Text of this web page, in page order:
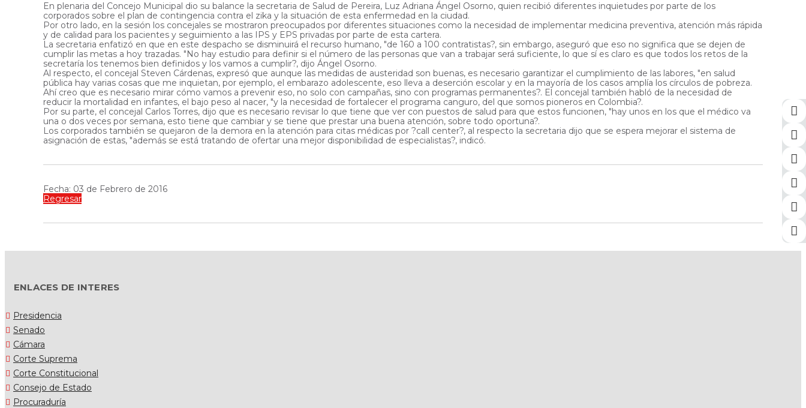
En plenaria del Concejo Municipal dio su balance la secretaria de Salud de Pereira, Luz Adriana Ángel Osorno, quien recibió diferentes inquietudes por parte de los
corporados sobre el plan de contingencia contra el zika y la situación de esta enfermedad en la ciudad.
Por otro lado, en la sesión los concejales se mostraron preocupados por diferentes situaciones como la necesidad de implementar medicina preventiva, atención más rápida
y de calidad para los pacientes y seguimiento a las IPS y EPS privadas por parte de esta cartera.
La secretaria enfatizó en que en este despacho se disminuirá el recurso humano, "de 160 a 100 contratistas?, sin embargo, aseguró que eso no significa que se dejen de
cumplir las metas a hoy trazadas. "No hay estudio para definir si el número de las personas que van a trabajar será suficiente, lo que sí es claro es que todos los retos de la
secretaría los tenemos bien definidos y los vamos a cumplir?, dijo Ángel Osorno.
Al respecto, el concejal Steven Cárdenas, expresó que aunque las medidas de austeridad son buenas, es necesario garantizar el cumplimiento de las labores, "en salud
pública hay varias cosas que me inquietan, por ejemplo, el embarazo adolescente, eso lleva a deserción escolar y en la mayoría de los casos amplía los círculos de pobreza.
Ahí creo que es necesario mirar cómo vamos a prevenir eso, no solo con campañas, sino con programas permanentes?. El concejal también habló de la necesidad de
reducir la mortalidad en infantes, el bajo peso al nacer, "y la necesidad de fortalecer el programa canguro, del que somos pioneros en Colombia?.
Por su parte, el concejal Carlos Torres, dijo que es necesario revisar lo que tiene que ver con puestos de salud para que estos funcionen, "hay unos en los que el médico va
una o dos veces por semana, esto tiene que cambiar y se tiene que prestar una buena atención, sobre todo oportuna?.
Los corporados también se quejaron de la demora en la atención para citas médicas por ?call center?, al respecto la secretaria dijo que se espera mejorar el sistema de
asignación de estas, "además se está tratando de ofertar una mejor disponibilidad de especialistas?, indicó.
Fecha: 03 de Febrero de 2016
Regresar
ENLACES DE INTERES
Presidencia
Senado
Cámara
Corte Suprema
Corte Constitucional
Consejo de Estado
Procuraduría